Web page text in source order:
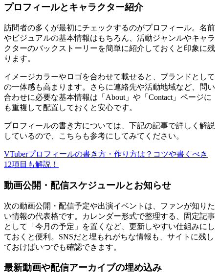
プロフィールとキャラクター紹介
訪問者の多くが最初にチェックするのがプロフィール。名前
やビジュアルの基本情報はもちろん、活動ジャンルやキャラ
クターのバックストーリーを簡単に紹介しておくと印象に残
ります。
イメージカラーやロゴを合わせて載せると、ブランドとして
の一体感も高まります。さらに連絡先や活動地域など、問い
合わせに必要な基本情報は「About」や「Contact」ページに
も重複して配置しておくと安心です。
プロフィールの書き方については、下記の記事で詳しく解説
しているので、こちらも参考にしてみてください。
VTuberプロフィールの書き方・作り方は？コツや書くべき
12項目も解説！
動画公開・配信スケジュールとお知らせ
次の動画公開・配信予定や出演イベントは、ファンが知りた
い情報の代表格です。カレンダー形式で整理する、固定記事
として「今月の予定」を置くなど、更新しやすい仕組みにし
ておくと便利。SNSだと埋もれがちな情報も、サイトに残し
ておけばいつでも確認できます。
最新動画や配信アーカイブの埋め込み